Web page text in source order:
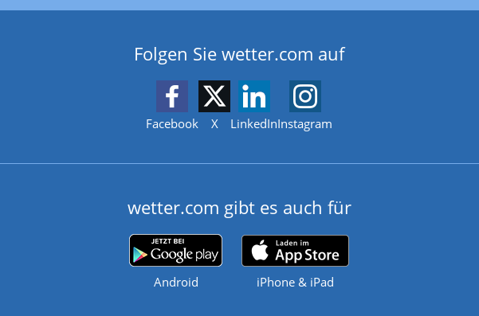
Folgen Sie wetter.com auf
Facebook X LinkedInInstagram
wetter.com gibt es auch für
Android iPhone & iPad